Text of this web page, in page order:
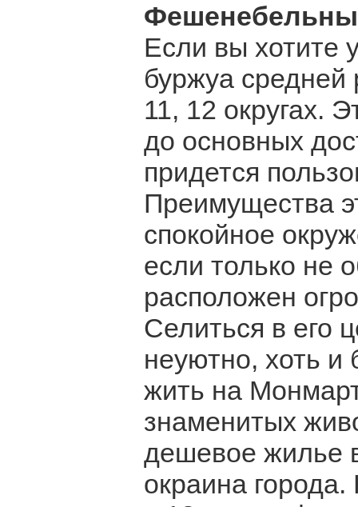
Если вы хотите
буржуа средней
11, 12 округах.
до основных
придется
Преимущества
спокойное
если только не
расположен
Селиться в его
неуютно, хоть и
жить на
знаменитых
дешевое жилье
окраина города.